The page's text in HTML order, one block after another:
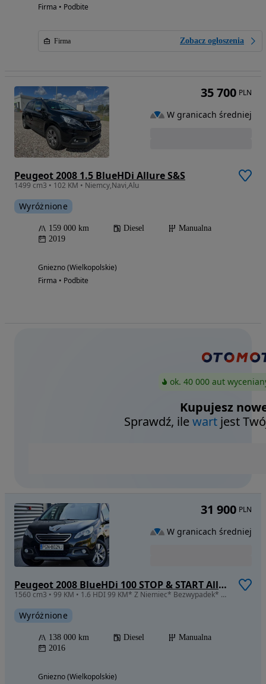
Firma • Podbite
Firma Zobacz ogłoszenia
Peugeot 2008 1.5 BlueHDi Allure S&S
1499 cm3 • 102 KM • Niemcy,Navi,Alu
Wyróżnione
159 000 km Diesel
Manualna
2019
Gniezno (Wielkopolskie)
Firma • Podbite
35 700 PLN
W granicach średniej
ok. 40 000 aut
Kupujesz
Sprawdź, ilewart jest
Peugeot 2008 BlueHDi 100 STOP & START Allure
1560 cm3 • 99 KM • 1.6 HDI 99 KM* Z Niemiec* Bezwypadek* Czujniki* Grzane fotele
Wyróżnione
138 000 km Diesel
Manualna
2016
Gniezno (Wielkopolskie)
31 900 PLN
W granicach średniej